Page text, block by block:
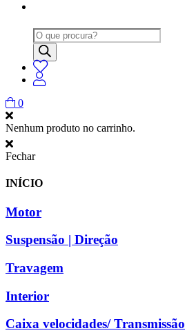
Products
search
0
Nenhum produto no carrinho.
Fechar
INÍCIO
Motor
Suspensão | Direção
Travagem
Interior
Caixa velocidades/ Transmissão